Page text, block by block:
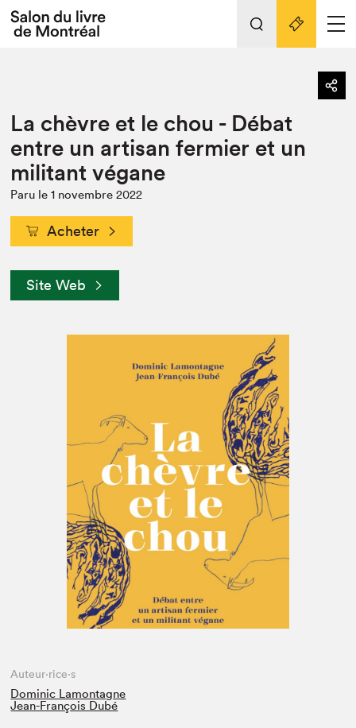
Espace médias
Espace enseignant·e·s
Actualités
Vidéos et Balados
Club de lecture Braindate
Nos activités
Édition 2022
Nous connaître
Projets partenaires 2022
Liens pratiques
La chèvre et le chou - Débat
entre un artisan fermier et un
militant végane
Paru le 1 novembre 2022
Acheter
Site Web
Auteur·rice·s
Dominic Lamontagne
Jean-François Dubé